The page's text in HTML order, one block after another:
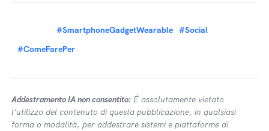
#SmartphoneGadgetWearable #Social
#ComeFarePer
Addestramento IA non consentito: É assolutamente vietato
l’utilizzo del contenuto di questa pubblicazione, in qualsiasi
forma o modalità, per addestrare sistemi e piattaforme di